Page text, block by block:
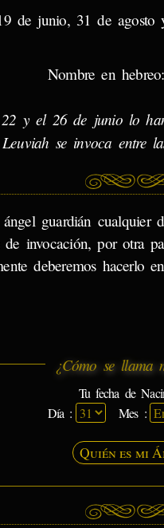
de junio, 31 de agosto
Nombre en hebreo:
y el 26 de junio lo
se invoca entre
guardián cualquier
invocación, por otra
deberemos hacerlo
¿Cómo se llama
Tu fecha de
Día :
Mes :
Quién es mi